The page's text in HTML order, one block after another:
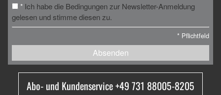
* Ich habe die Bedingungen zur Newsletter-Anmeldung
gelesen und stimme diesen zu.
* Pflichtfeld
Absenden
Abo- und Kundenservice +49 731 88005-8205